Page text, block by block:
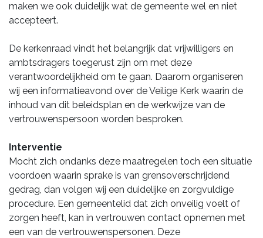
maken we ook duidelijk wat de gemeente wel en niet
accepteert.
De kerkenraad vindt het belangrijk dat vrijwilligers en
ambtsdragers toegerust zijn om met deze
verantwoordelijkheid om te gaan. Daarom organiseren
wij een informatieavond over de Veilige Kerk waarin de
inhoud van dit beleidsplan en de werkwijze van de
vertrouwenspersoon worden besproken.
Interventie
Mocht zich ondanks deze maatregelen toch een situatie
voordoen waarin sprake is van grensoverschrijdend
gedrag, dan volgen wij een duidelijke en zorgvuldige
procedure. Een gemeentelid dat zich onveilig voelt of
zorgen heeft, kan in vertrouwen contact opnemen met
een van de vertrouwenspersonen. Deze